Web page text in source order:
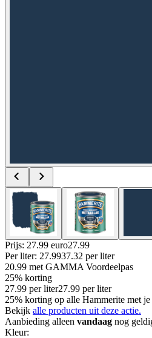
Prijs: 27.99 euro27.99
Per liter: 27.9937.32 per liter
20.99 met GAMMA Voordeelpas
25% korting
27.99 per liter27.99 per liter
25% korting op alle Hammerite met
Bekijk alle producten uit deze actie.
Aanbieding alleen vandaag nog
Kleur: